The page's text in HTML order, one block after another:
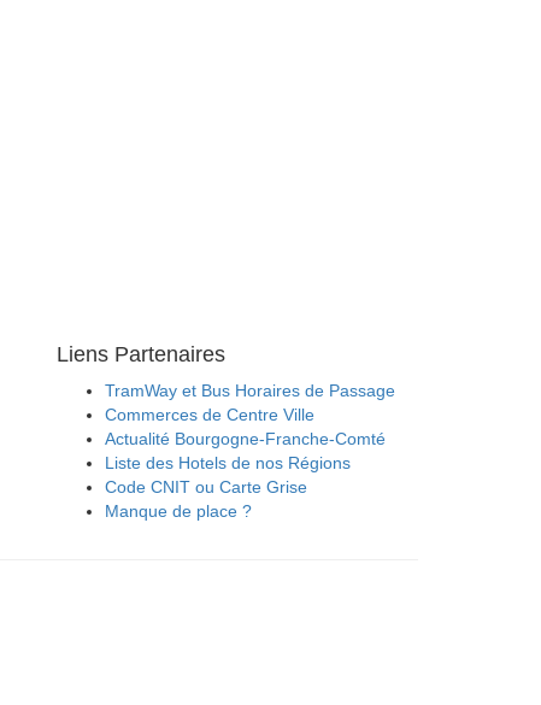
Liens Partenaires
TramWay et Bus Horaires de Passage
Commerces de Centre Ville
Actualité Bourgogne-Franche-Comté
Liste des Hotels de nos Régions
Code CNIT ou Carte Grise
Manque de place ?